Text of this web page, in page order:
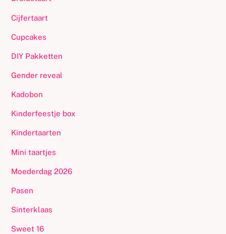
Cijfertaart
Cupcakes
DIY Pakketten
Gender reveal
Kadobon
Kinderfeestje box
Kindertaarten
Mini taartjes
Moederdag 2026
Pasen
Sinterklaas
Sweet 16